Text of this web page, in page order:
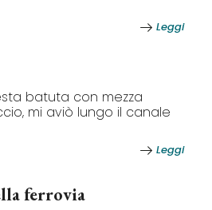
Leggi
batuta con mezza
mi aviò lungo il canale
Leggi
ferrovia